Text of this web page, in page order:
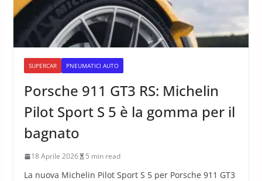
SUPERCAR PNEUMATICI AUTO
Porsche 911 GT3 RS: Michelin
Pilot Sport S 5 è la gomma per il
bagnato
18 Aprile 2026 5 min read
La nuova Michelin Pilot Sport S 5 per Porsche 911 GT3